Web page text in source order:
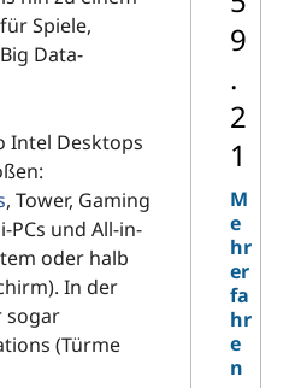
Spiele,
Data-
Intel Desktops
, Tower, Gaming
PCs und All-in-
oder halb
In der
sogar
(Türme
9
.
2
1
M
e
hr
er
fa
hr
e
n